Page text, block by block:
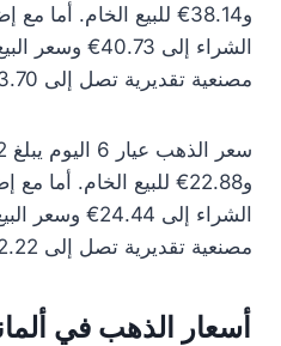
و38.14€ للبيع الخام. أما
مصنعية تقديرية تصل إلى 3.70€.
و22.88€ للبيع الخام. أما
مصنعية تقديرية تصل إلى 2.22€.
أسعار الذهب في